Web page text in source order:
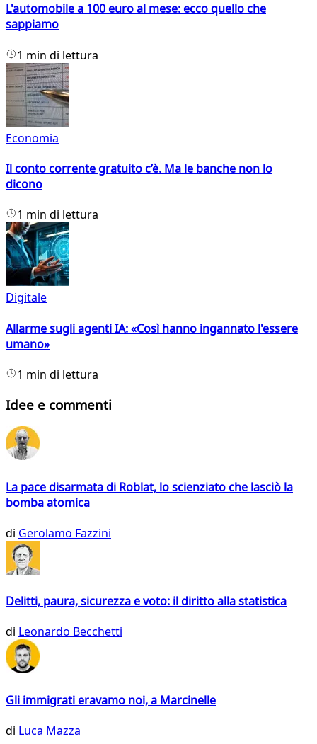
L'automobile a 100 euro al mese: ecco quello che
sappiamo
1 min di lettura
Economia
Il conto corrente gratuito c’è. Ma le banche non lo
dicono
1 min di lettura
Digitale
Allarme sugli agenti IA: «Così hanno ingannato l'essere
umano»
1 min di lettura
Idee e commenti
La pace disarmata di Roblat, lo scienziato che lasciò la
bomba atomica
di Gerolamo Fazzini
Delitti, paura, sicurezza e voto: il diritto alla statistica
di Leonardo Becchetti
Gli immigrati eravamo noi, a Marcinelle
di Luca Mazza